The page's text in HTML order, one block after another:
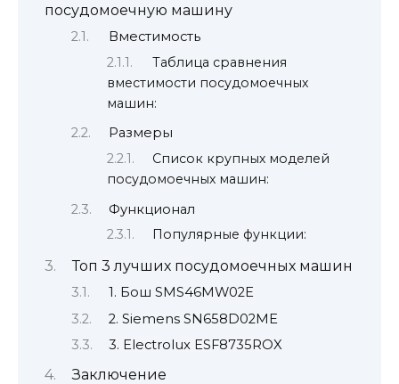
посудомоечную машину
Вместимость
Таблица сравнения
вместимости посудомоечных
машин:
Размеры
Список крупных моделей
посудомоечных машин:
Функционал
Популярные функции:
Топ 3 лучших посудомоечных машин
1. Бош SMS46MW02E
2. Siemens SN658D02ME
3. Electrolux ESF8735ROX
Заключение